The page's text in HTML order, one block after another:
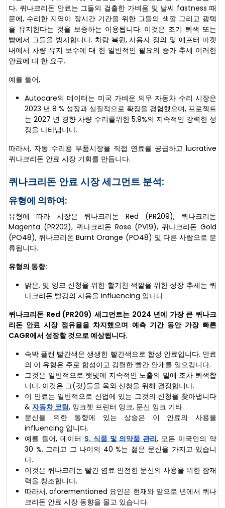
다. 퀴나크리돈 안료는 그들의 걸출한 가벼움 및 날씨 fastness 때
문에, 수리한 지역이 장시간 기간을 위한 그들의 색깔 그리고 광택
을 유지한다는 것을 보증하는 이용됩니다. 이것은 조기 퇴색 또는
뺨에서 그들을 방지합니다. 차량 복원, 사용자 정의 및 애프터 마켓
내에서 차량 유지 보수에 대 한 일반적인 필요의 증가 추세 이러한
안료에 대 한 요구.
예를 들어,
Autocare의 데이터는 미국 가벼운 의무 자동차 수리 시장은
2023 년 8 % 성장과 실질적으로 확장을 경험했으며, 프로젝트
는 2027 년 경향 차량 수리를위한 5.9%의 지속적인 강력한 성
장을 나타냅니다.
따라서, 자동 수리용 부품시장을 직접 연료를 공급하고 lucrative
퀴나크리돈 안료 시장 기회를 만듭니다.
퀴나크리돈 안료 시장 세그먼트 분석:
유형에 의하여:
유형에 따라 시장은 퀴나크리돈 Red (PR209), 퀴나크리돈
Magenta (PR202), 퀴나크리돈 Rose (PV19), 퀴나크리돈 Gold
(PO48), 퀴나크리돈 Burnt Orange (PO48) 및 다른 사람으로 분
류됩니다.
유형의 동향:
밝은, 및 잉크 신청을 위한 활기찬 색깔을 위한 성장 추세는 퀴
나크리돈 빨강의 사용을 influencing 입니다.
퀴나크리돈 Red (PR209) 세그먼트는 2024 년에 가장 큰 퀴나크
리돈 안료 시장 점유율을 차지했으며 예측 기간 동안 가장 빠른
CAGR에서 성장할 것으로 예상됩니다.
숙박 플랜 빨간색은 생생한 빨간색으로 합성 안료입니다. 안료
의 이 유형은 주로 합성이고 강렬한 빨간 안개를 일으킵니다.
그것은 일반적으로 햇빛에 지속적인 노출의 밑에 조차 퇴색합
니다. 이것은 그(것)들을 옥외 신청을 위해 결정합니다.
이 안료는 일반적으로 산업에 있는 그것의 신청을 찾아냅니다
& 자동차 코팅, 잉크젯 프린터 잉크, 문신 잉크 기타.
문신을 위한 동향에 있는 상승은 이 안료의 사용을
influencing 입니다.
예를 들어, 데이터 S. 식품 및 의약품 관리, 모든 미국인의 약
30 %, 그리고 그 나이의 40 %는 젊은 문신을 가지고 있습니
다.
이것은 퀴나크리돈 빨간 염료 안전한 문신의 사용을 위한 잠재
력을 창조합니다.
따라서, aforementioned 요인은 현재와 앞으로 년에서 퀴나
크리돈 안료 시장 동향을 몰고 있습니다.